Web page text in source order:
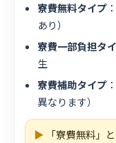
寮費無料タイプ
あり）
寮費一部負担タ
生
寮費補助タイプ
異なります）
▶ 「寮費無料」